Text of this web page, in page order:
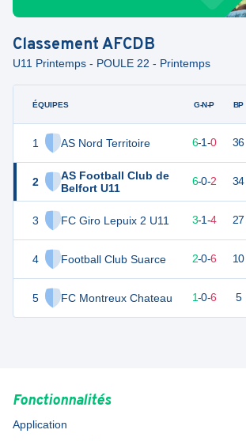
ClassementAFCDB
U11 Printemps - POULE 22 - Printemps
ÉQUIPES
1 AS Nord Territoire
2
AS Football Club de
Belfort U11
3 FC Giro Lepuix 2 U11
4 Football Club Suarce
5 FC Montreux Chateau
G-N-P BP
19 6-1-0 36
18 8 6-0-2 34
10 3-1-4 27
6 2-0-6 10
3 7 1-0-6 5
Fonctionnalités
Application